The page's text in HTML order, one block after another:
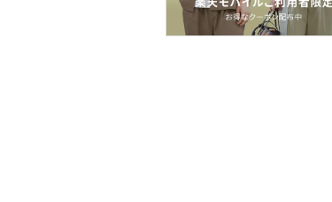
スマホグッズ・オーディ
オ機器